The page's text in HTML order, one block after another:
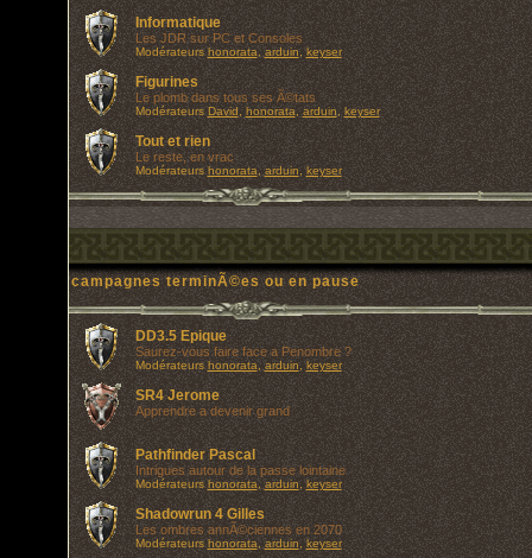
Informatique
Les JDR sur PC et Consoles
Modérateurs honorata ,arduin ,keyser
Figurines
Le plomb dans tous ses Ã©tats
Modérateurs David honorata arduin keyser
Tout et rien
Le reste, en vrac
Modérateurs honorata ,arduin ,keyser
campagnes terminÃ©es ou en pause
DD3.5 Epique
Saurez-vous faire face a Penombre ?
Modérateurs honorata ,arduin ,keyser
SR4 Jerome
Apprendre a devenir grand
Pathfinder Pascal
Intrigues autour de la passe lointaine
Modérateurs honorata ,arduin ,keyser
Shadowrun 4 Gilles
Les ombres annÃ©ciennes en 2070
Modérateurs honorata ,arduin ,keyser